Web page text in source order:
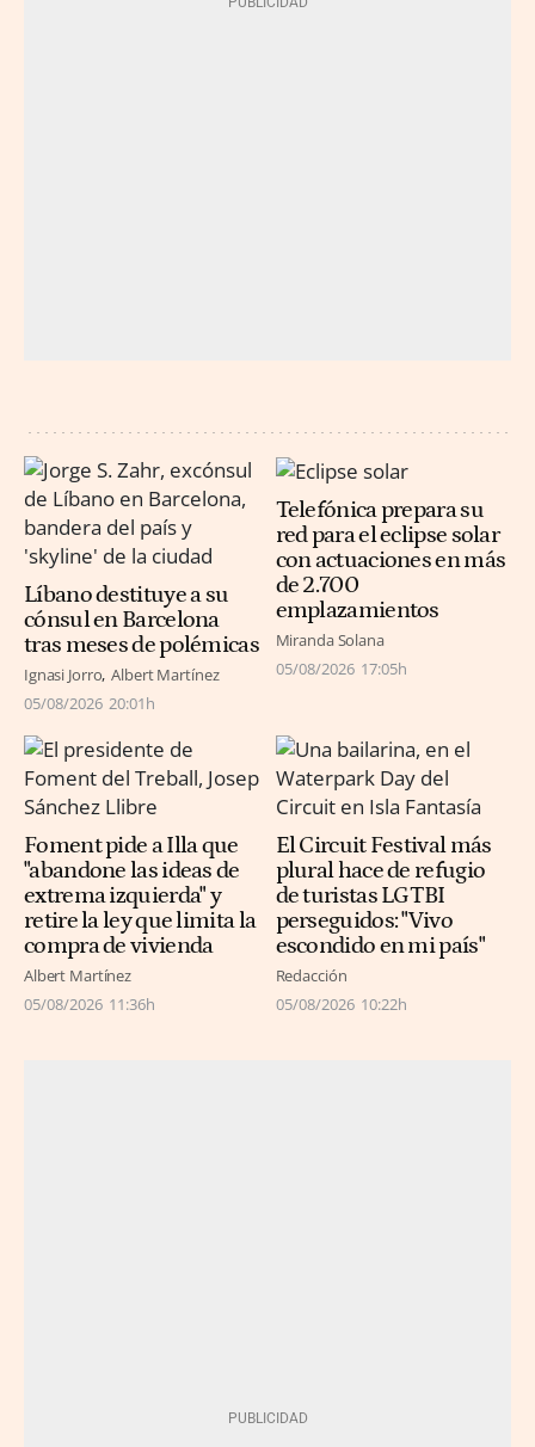
Líbano destituye a su
cónsul en Barcelona
tras meses de polémicas
Ignasi Jorro Albert Martínez
05/08/2026 20:01h
Telefónica prepara su
red para el eclipse solar
con actuaciones en más
de 2.700
emplazamientos
Miranda Solana
05/08/2026 17:05h
Foment pide a Illa que
"abandone las ideas de
extrema izquierda" y
retire la ley que limita la
compra de vivienda
Albert Martínez
05/08/2026 11:36h
El Circuit Festival más
plural hace de refugio
de turistas LGTBI
perseguidos: "Vivo
escondido en mi país"
Redacción
05/08/2026 10:22h